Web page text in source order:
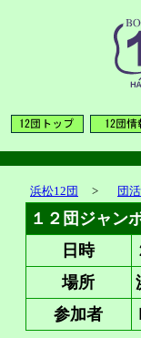
浜松12団 > 団
１２団ジャン
日時
場所
参加者